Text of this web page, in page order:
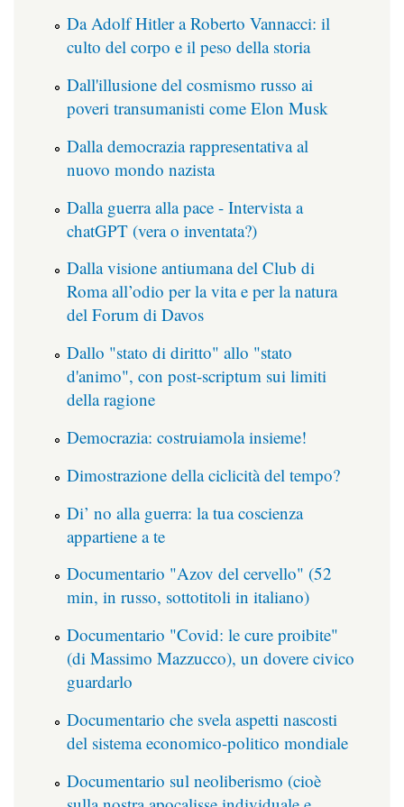
Da Adolf Hitler a Roberto Vannacci: il
culto del corpo e il peso della storia
Dall'illusione del cosmismo russo ai
poveri transumanisti come Elon Musk
Dalla democrazia rappresentativa al
nuovo mondo nazista
Dalla guerra alla pace - Intervista a
chatGPT (vera o inventata?)
Dalla visione antiumana del Club di
Roma all’odio per la vita e per la natura
del Forum di Davos
Dallo "stato di diritto" allo "stato
d'animo", con post-scriptum sui limiti
della ragione
Democrazia: costruiamola insieme!
Dimostrazione della ciclicità del tempo?
Di’ no alla guerra: la tua coscienza
appartiene a te
Documentario "Azov del cervello" (52
min, in russo, sottotitoli in italiano)
Documentario "Covid: le cure proibite"
(di Massimo Mazzucco), un dovere civico
guardarlo
Documentario che svela aspetti nascosti
del sistema economico-politico mondiale
Documentario sul neoliberismo (cioè